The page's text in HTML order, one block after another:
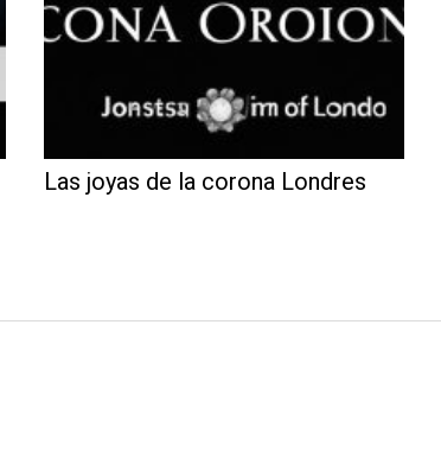
Las joyas de la corona Londres